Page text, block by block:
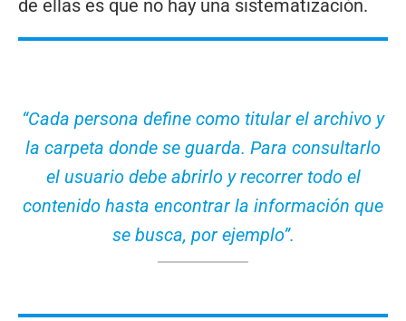
de ellas es que no hay una sistematización.
“Cada persona define como titular el archivo y
la carpeta donde se guarda. Para consultarlo
el usuario debe abrirlo y recorrer todo el
contenido hasta encontrar la información que
se busca, por ejemplo”.